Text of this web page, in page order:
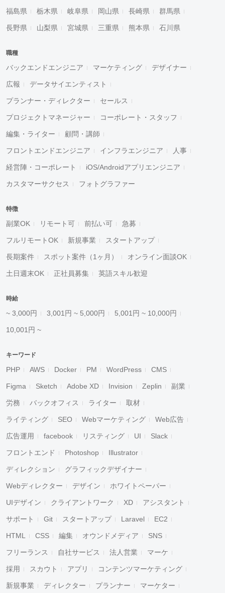
福島県 栃木県 岐阜県 岡山県 長崎県 群馬県
長野県 山梨県 宮城県 三重県 熊本県 石川県
職種
バックエンドエンジニア マーケティング デザイナー
広報 データサイエンティスト
プランナー・ディレクター セールス
プロジェクトマネージャー コーポレート・スタッフ
編集・ライター 顧問・講師
フロントエンドエンジニア インフラエンジニア 人事
経営陣・コーポレート iOS/Androidアプリエンジニア
カスタマーサクセス フォトグラファー
特徴
副業OK リモート可 前払い可 急募
フルリモートOK 新規事業 スタートアップ
長期案件 スポット案件（1ヶ月） オンライン面談OK
土日週末OK 正社員募集 英語スキル歓迎
時給
~ 3,000円 3,001円 ~ 5,000円 5,001円 ~ 10,000円
10,001円 ~
キーワード
PHP AWS Docker PM WordPress CMS
Figma Sketch Adobe XD Invision Zeplin 副業
労務 バックオフィス ライター 取材
ライティング SEO Webマーケティング Web広告
広告運用 facebook リスティング UI Slack
フロントエンド Photoshop Illustrator
ディレクション グラフィックデザイナー
Webディレクター デザイン ホワイトペーパー
UIデザイン クライアントワーク XD アシスタント
サポート Git スタートアップ Laravel EC2
HTML CSS 編集 オウンドメディア SNS
フリーランス 自社サービス 法人営業 マーケ
採用 スカウト アプリ コンテンツマーケティング
新規事業 ディレクター プランナー マーケター